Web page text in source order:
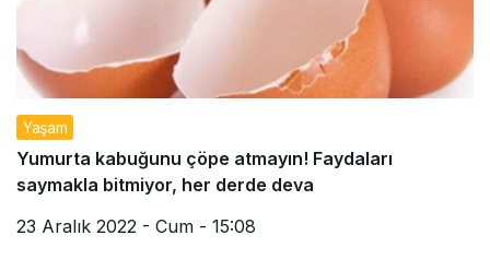
Yaşam
Yumurta kabuğunu çöpe atmayın! Faydaları
saymakla bitmiyor, her derde deva
23 Aralık 2022 - Cum - 15:08